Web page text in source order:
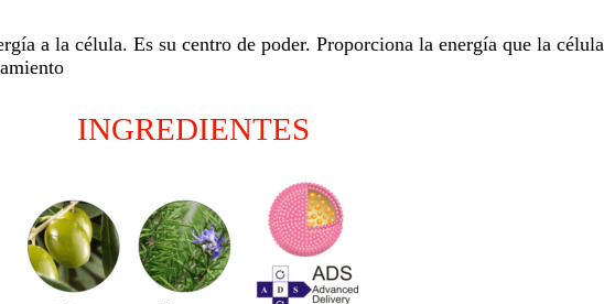
a la célula. Es su centro de poder. Proporciona la energía que la célula
INGREDIENTES